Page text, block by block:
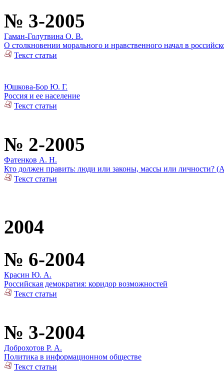
№ 3-2005
Гаман-Голутвина О. В.
О столкновении морального и нравственного начал в
Текст статьи
Юшкова-Бор Ю. Г.
Россия и ее население
Текст статьи
№ 2-2005
Фатенков А. Н.
Кто должен править: люди или законы, массы или личности?
Текст статьи
2004
№ 6-2004
Красин Ю. А.
Российская демократия: коридор возможностей
Текст статьи
№ 3-2004
Доброхотов Р. А.
Политика в информационном обществе
Текст статьи